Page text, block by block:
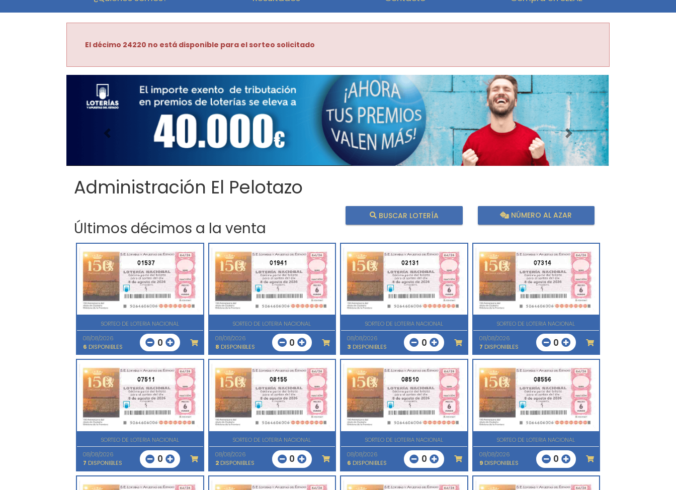
El décimo 24220 no está disponible para el sorteo solicitado
Imagen anterior Imagen siguiente
Administración El Pelotazo
Últimos décimos a la venta
BUSCAR LOTERÍA NÚMERO AL AZAR
01537
SORTEO DE LOTERIA NACIONAL
08/08/2026
6 DISPONIBLES 0
01941
SORTEO DE LOTERIA NACIONAL
08/08/2026
8 DISPONIBLES 0
02131
SORTEO DE LOTERIA NACIONAL
08/08/2026
3 DISPONIBLES 0
07314
SORTEO DE LOTERIA NACIONAL
08/08/2026
7 DISPONIBLES 0
07511
SORTEO DE LOTERIA NACIONAL
08/08/2026
7 DISPONIBLES 0
08155
SORTEO DE LOTERIA NACIONAL
08/08/2026
2DISPONIBLES 0
08510
SORTEO DE LOTERIA NACIONAL
08/08/2026
6 DISPONIBLES 0
08556
SORTEO DE LOTERIA NACIONAL
08/08/2026
9DISPONIBLES 0